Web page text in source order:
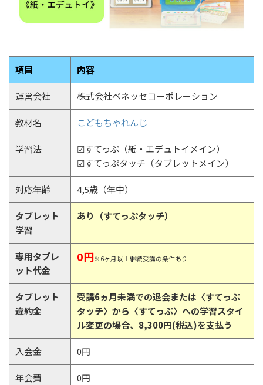
項目 内容
運営会社 株式会社ベネッセコーポレーション
教材名 こどもちゃれんじ
学習法
☑すてっぷ（紙・エデュトイメイン）
☑すてっぷタッチ（タブレットメイン）
対応年齢 4,5歳（年中）
タブレット
学習
あり（すてっぷタッチ）
専用タブレ
ット代金
0円※6ヶ月以上継続受講の条件あり
タブレット
違約金
受講6ヵ月未満での退会または〈すてっぷ
タッチ〉から〈すてっぷ〉への学習スタイ
ル変更の場合、8,300円(税込)を支払う
入会金 0円
年会費 0円